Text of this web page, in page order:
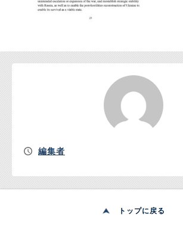
編集者
トップに戻る